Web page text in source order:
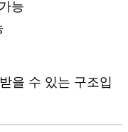
능
을 수 있는 구조입